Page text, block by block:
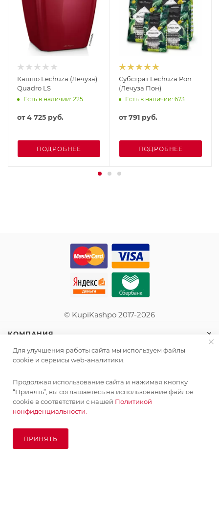
Кашпо Lechuza (Лечуза)
Quadro LS
Есть в наличии: 225
от4 725 руб.
ПОДРОБНЕЕ
Субстрат Lechuza Pon
(Лечуза Пон)
Есть в наличии: 673
от791 руб.
ПОДРОБНЕЕ
© KupiKashpo 2017-2026
КОМПАНИЯ
ИНФОРМАЦИЯ
ПОМОЩЬ
ПОДПИСАТЬСЯ НА РАССЫЛКУ
Поставка живых растений осуществляется под заказ
сроком 3-4 недели с минимальной суммой заказа 10000
руб.!
ОК
Для улучшения работы сайта мы используем файлы
cookie и сервисы web-аналитики.
Продолжая использование сайта и нажимая кнопку
“Принять”, вы соглашаетесь на использование файлов
cookie в соответствии с нашей Политикой
конфиденциальности.
ПРИНЯТЬ